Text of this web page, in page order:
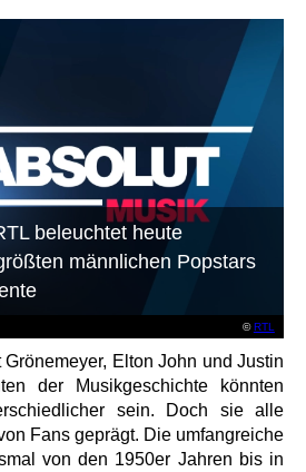
©RTL
beleuchtet heute
männlichen Popstars
Elton John und Justin
der Musikgeschichte könnten
sein. Doch sie alle
Fans geprägt. Die umfangreiche
von den 1950er Jahren bis in